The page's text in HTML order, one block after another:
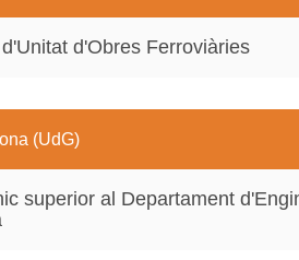
d'Obres Ferroviàries
(UdG)
superior al Departament